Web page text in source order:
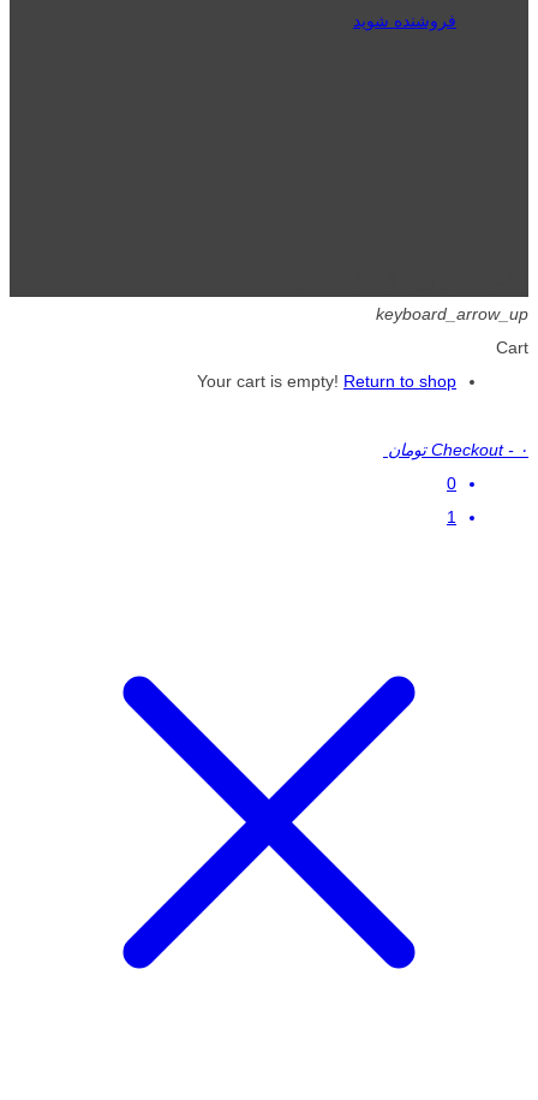
فروشنده شوید
keyboard_arrow_up
Cart
Your cart is empty! Return to shop
Checkout - ۰ تومان
0
1